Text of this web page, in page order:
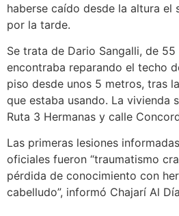
haberse caído desde la altura el
por la tarde.
Se trata de Dario Sangalli, de 55
encontraba reparando el techo
piso desde unos 5 metros, tras
que estaba usando. La vivienda
Ruta 3 Hermanas y calle
Las primeras lesiones
oficiales fueron “traumatismo
pérdida de conocimiento con
cabelludo”, informó Chajarí Al